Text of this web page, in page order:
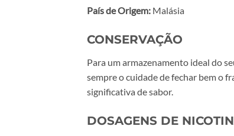
País de Origem: Malásia
CONSERVAÇÃO
Para um armazenamento ideal do
sempre o cuidade de fechar bem o
significativa de sabor.
DOSAGENS DE